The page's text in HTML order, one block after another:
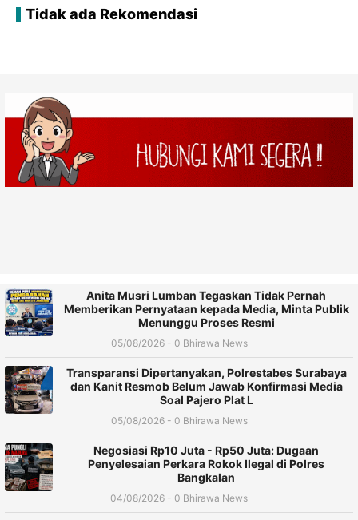
Tidak ada Rekomendasi
Anita Musri Lumban Tegaskan Tidak Pernah
Memberikan Pernyataan kepada Media, Minta Publik
Menunggu Proses Resmi
05/08/2026 - 0 Bhirawa News
Transparansi Dipertanyakan, Polrestabes Surabaya
dan Kanit Resmob Belum Jawab Konfirmasi Media
Soal Pajero Plat L
05/08/2026 - 0 Bhirawa News
Negosiasi Rp10 Juta - Rp50 Juta: Dugaan
Penyelesaian Perkara Rokok Ilegal di Polres
Bangkalan
04/08/2026 - 0 Bhirawa News